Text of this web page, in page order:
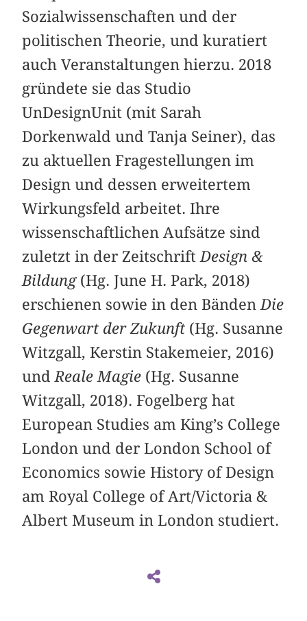
Sozialwissenschaften und der
politischen Theorie, und kuratiert
auch Veranstaltungen hierzu. 2018
gründete sie das Studio
UnDesignUnit (mit Sarah
Dorkenwald und Tanja Seiner), das
zu aktuellen Fragestellungen im
Design und dessen erweitertem
Wirkungsfeld arbeitet. Ihre
wissenschaftlichen Aufsätze sind
zuletzt in der ZeitschriftDesign &
Bildung(Hg. June H. Park, 2018)
erschienen sowie in den BändenDie
Gegenwart der Zukunft (Hg. Susanne
Witzgall, Kerstin Stakemeier, 2016)
undReale Magie (Hg. Susanne
Witzgall, 2018). Fogelberg hat
European Studies am King’s College
London und der London School of
Economics sowie History of Design
am Royal College of Art/Victoria &
Albert Museum in London studiert.